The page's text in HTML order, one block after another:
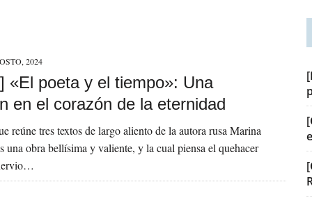
2024
«El poeta y el tiempo»: Una
en el corazón de la eternidad
reúne tres textos de largo aliento de la autora rusa Marina
una obra bellísima y valiente, y la cual piensa el quehacer